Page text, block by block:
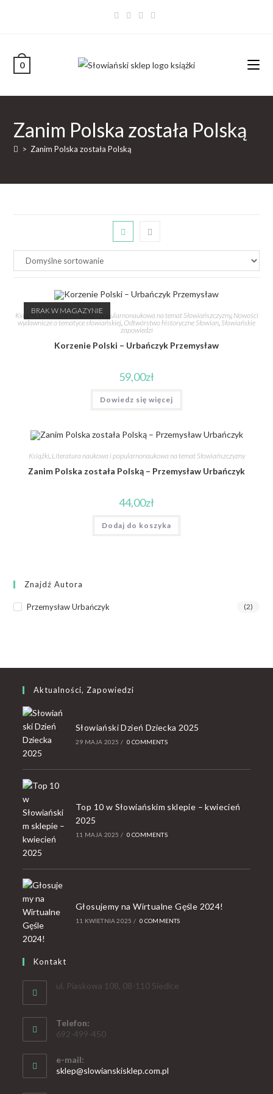
0
Zanim Polska została Polską
> Zanim Polska została Polską
BRAK W MAGAZYNIE
Książki,Literatura naukowa i popularnonaukowa na temat Słowiańszczyzny, Nowości
wydawnicze o tematyce słowiańskiej, Odtwórstwo historyczne Słowian, Słowiańskie
zapowiedzi
Korzenie Polski – Urbańczyk Przemysław
59,00zł
Dowiedz się więcej
Książki, Literatura naukowa i popularnonaukowa na temat Słowiańszczyzny
Zanim Polska została Polską – Przemysław Urbańczyk
44,00zł
Dodaj do koszyka
Znajdź Autora
Przemysław Urbańczyk (2)
Aktualności, Zapowiedzi
Słowiański Dzień Dziecka 2025
29 MAJA 2025 / 0 COMMENTS
Top 10 w Słowiańskim sklepie – kwiecień
2025
11 MAJA 2025 / 0 COMMENTS
Głosujemy na Wirtualne Gęśle 2024!
11 KWIETNIA 2025 / 0 COMMENTS
Kontakt
ul. Piaskowa 108, 08-110 Siedlce
Telefon:
692-499-450
e-mail:
sklep@slowianskisklep.com.pl